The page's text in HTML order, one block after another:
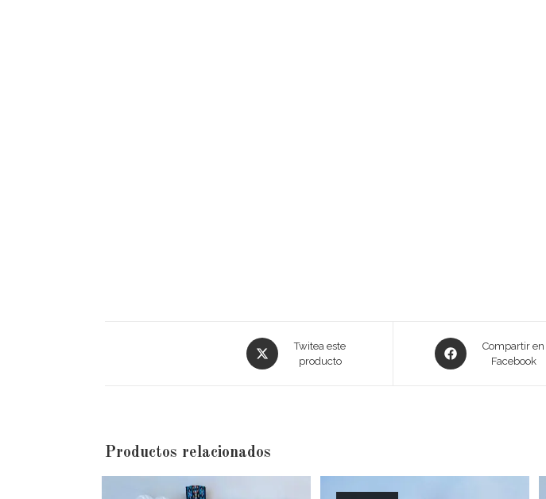
Twitea este
producto
Compartir en
Facebook
Productos relacionados